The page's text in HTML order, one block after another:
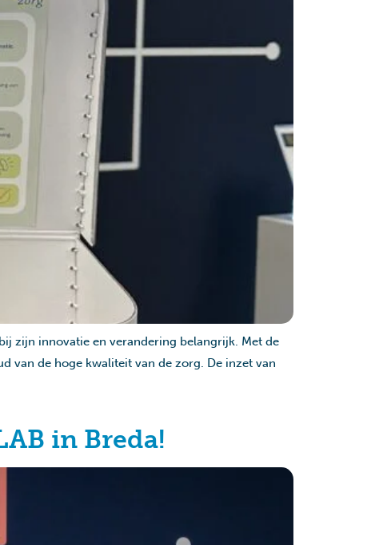
zijn innovatie en verandering belangrijk. Met de
van de hoge kwaliteit van de zorg. De inzet van
in Breda!